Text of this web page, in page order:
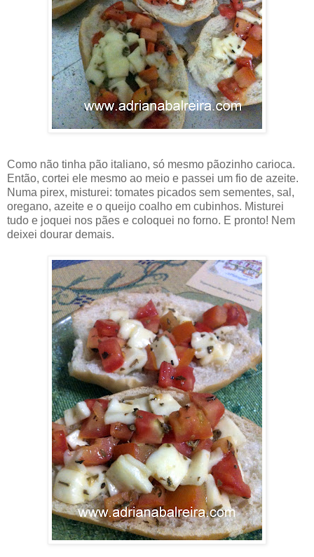
Como não tinha pão italiano, só mesmo pãozinho carioca.
Então, cortei ele mesmo ao meio e passei um fio de azeite.
Numa pirex, misturei: tomates picados sem sementes, sal,
oregano, azeite e o queijo coalho em cubinhos. Misturei
tudo e joquei nos pães e coloquei no forno. E pronto! Nem
deixei dourar demais.